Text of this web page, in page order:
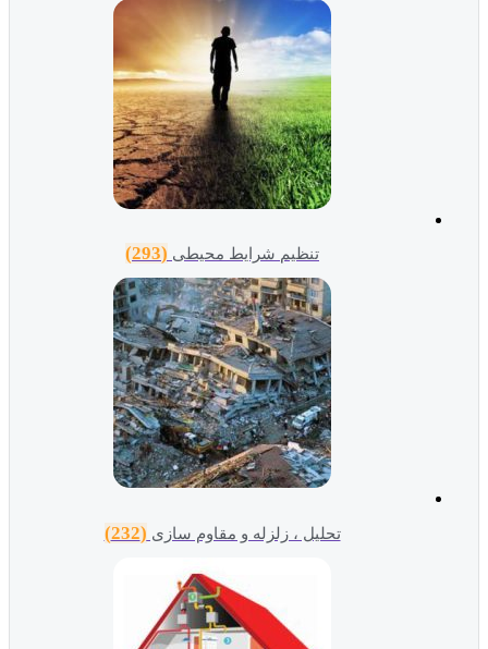
تنظیم شرایط محیطی (293)
تحلیل ، زلزله و مقاوم سازی(232)